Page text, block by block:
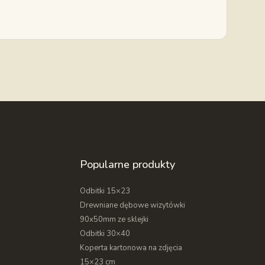
naturalny. Do
Popularne produkty
Odbitki 15×23
Drewniane dębowe wizytówki
90x50mm ze sklejki
Odbitki 30×40
Koperta kartonowa na zdjęcia
15×23 cm